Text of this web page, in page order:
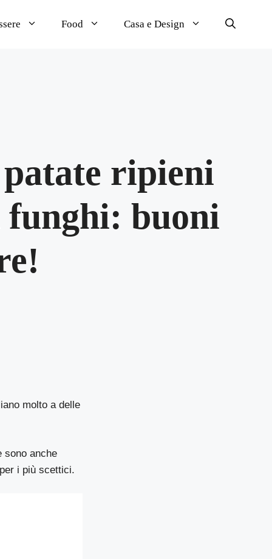
Food Casa e Design
ripieni
funghi: buoni
molto a delle
sono anche
i più scettici.